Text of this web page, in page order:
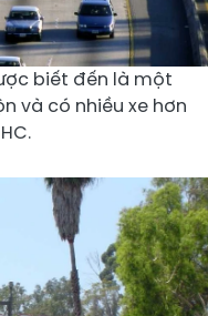
biết đến là một
và có nhiều xe hơn